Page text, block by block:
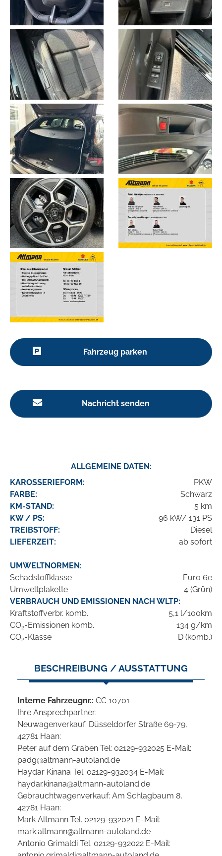
Fahrzeug parken
Nachricht senden
ALLGEMEINE DATEN:
KAROSSERIEFORM:
PKW
FARBE:
Schwarz
KM-STAND:
5 km
KW / PS:
96 kW/ 131 PS
TREIBSTOFF:
Diesel
LIEFERZEIT:
ab sofort
UMWELTNORMEN:
Schadstoffklasse
Euro 6e
Umweltplakette
4 (Grün)
VERBRAUCH UND EMISSIONEN NACH WLTP:
Kraftstoffverbr. komb.
5,1 l/100km
CO2-Emissionen komb.
134 g/km
CO2-Klasse D (komb.)
BESCHREIBUNG / AUSSTATTUNG
Interne Fahrzeugnr.: CC 10701
Ihre Ansprechpartner:
Neuwagenverkauf: Düsseldorfer Straße 69-79,
42781 Haan:
Peter auf dem Graben Tel: 02129-932025 E-Mail:
padg@altmann-autoland.de
Haydar Kinana Tel: 02129-932034 E-Mail:
haydar.kinana@altmann-autoland.de
Gebrauchtwagenverkauf: Am Schlagbaum 8,
42781 Haan:
Mark Altmann Tel. 02129-932021 E-Mail:
mark.altmann@altmann-autoland.de
Antonio Grimaldi Tel. 02129-932022 E-Mail: